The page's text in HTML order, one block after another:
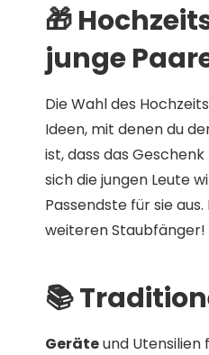
🎁
junge
Die Wahl des
Ideen, mit denen du
ist, dass das Geschenk
sich die jungen Leute
Passendste für sie
weiteren Staubfänger!
📚
Geräteund Utensilien